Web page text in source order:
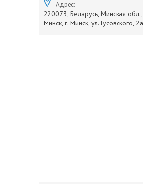
Адрес:
220073, Беларусь, Минская обл.,
Минск, г. Минск, ул. Гусовского, 2а